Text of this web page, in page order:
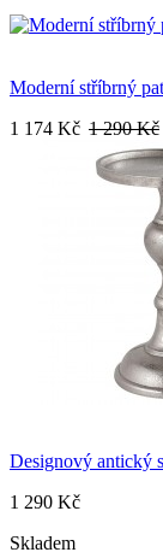
Moderní stříbrný
1 174 Kč 1 290 Kč
Designový antický
1 290 Kč
Skladem